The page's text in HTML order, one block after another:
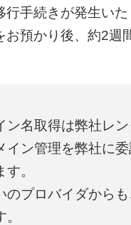
行手続きが発生い
お預かり後、約2週
ン名取得は弊社レ
イン管理を弊社に
。
のプロバイダから